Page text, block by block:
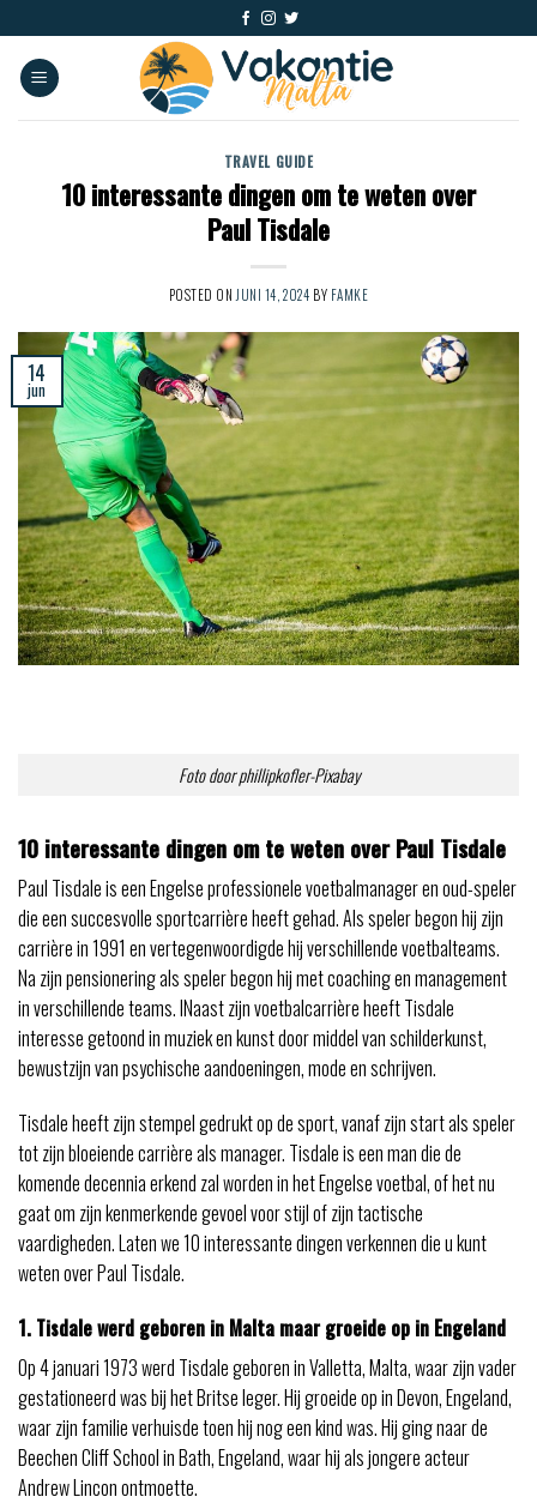
TRAVEL GUIDE
10 interessante dingen om te weten over
Paul Tisdale
POSTED ON JUNI 14, 2024 BY FAMKE
14
jun
Foto door phillipkofler-Pixabay
10 interessante dingen om te weten over Paul Tisdale
Paul Tisdale is een Engelse professionele voetbalmanager en oud-speler
die een succesvolle sportcarrière heeft gehad. Als speler begon hij zijn
carrière in 1991 en vertegenwoordigde hij verschillende voetbalteams.
Na zijn pensionering als speler begon hij met coaching en management
in verschillende teams. INaast zijn voetbalcarrière heeft Tisdale
interesse getoond in muziek en kunst door middel van schilderkunst,
bewustzijn van psychische aandoeningen, mode en schrijven.
Tisdale heeft zijn stempel gedrukt op de sport, vanaf zijn start als speler
tot zijn bloeiende carrière als manager. Tisdale is een man die de
komende decennia erkend zal worden in het Engelse voetbal, of het nu
gaat om zijn kenmerkende gevoel voor stijl of zijn tactische
vaardigheden. Laten we 10 interessante dingen verkennen die u kunt
weten over Paul Tisdale.
1. Tisdale werd geboren in Malta maar groeide op in Engeland
Op 4 januari 1973 werd Tisdale geboren in Valletta, Malta, waar zijn vader
gestationeerd was bij het Britse leger. Hij groeide op in Devon, Engeland,
waar zijn familie verhuisde toen hij nog een kind was. Hij ging naar de
Beechen Cliff School in Bath, Engeland, waar hij als jongere acteur
Andrew Lincon ontmoette.